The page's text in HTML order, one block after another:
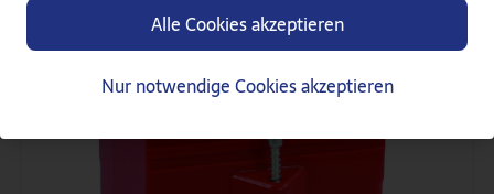
Alle Cookies akzeptieren
Nur notwendige Cookies akzeptieren